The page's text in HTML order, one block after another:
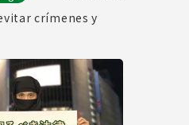
crímenes y